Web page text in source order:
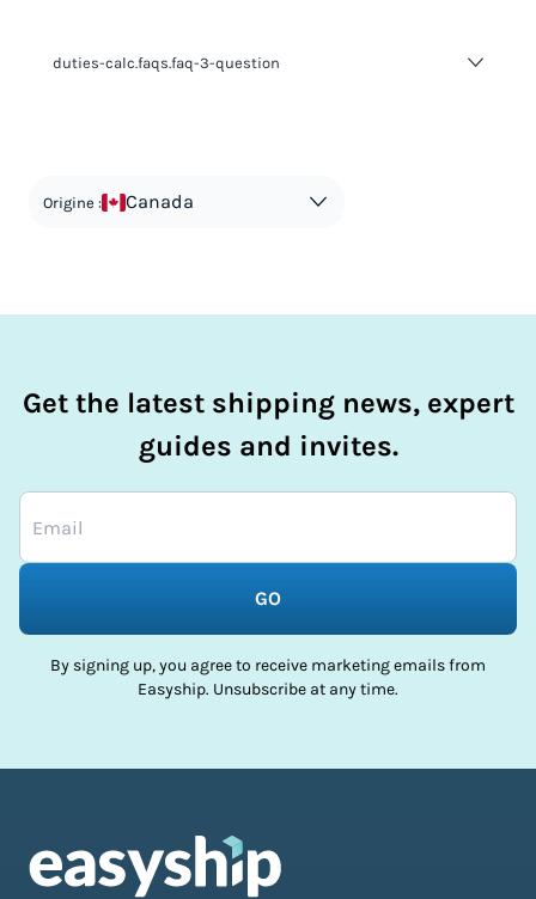
duties-calc.faqs.faq-3-question
Origine : Canada
Get the latest shipping news, expert
guides and invites.
GO
By signing up, you agree to receive marketing emails from
Easyship. Unsubscribe at any time.